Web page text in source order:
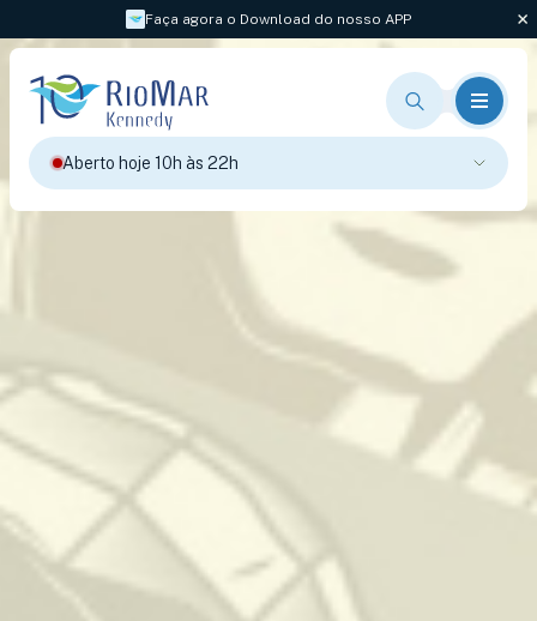
Faça agora o Download do nosso APP
Aberto hoje 10h às 22h